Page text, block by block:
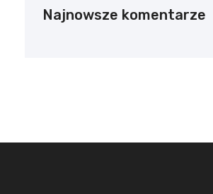
Najnowsze komentarze